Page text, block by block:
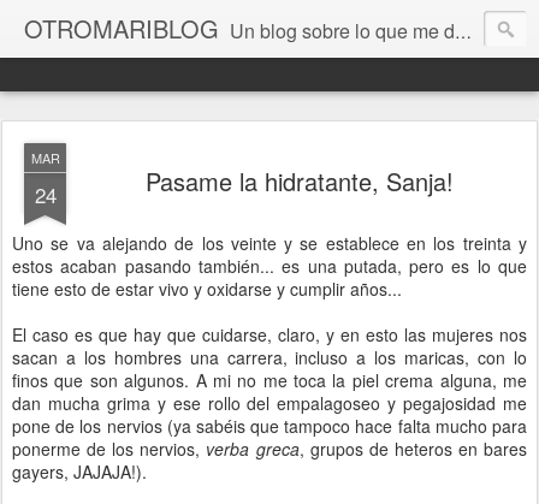
OTROMARIBLOG Un blog sobre lo que me da la gana, así en general, desde lo personal a cuestiones LGTB, vamos, mis mariconadas y esas cosas del Orgullo, la reivindicación y, en general, de reclamar las cosas que son justas y que cada cual haga lo que le venga en gana siempre que no moleste al vecino; cosas que ver, visitar... algún viaje... de todo un poco. Ah, y aquí a las chivatas no las queremos ver ni en pintura.
MAR
24 Pasame la hidratante, Sanja!
Uno se va alejando de los veinte y se establece en los treinta y
estos acaban pasando también... es una putada, pero es lo que
tiene esto de estar vivo y oxidarse y cumplir años...
El caso es que hay que cuidarse, claro, y en esto las mujeres nos
sacan a los hombres una carrera, incluso a los maricas, con lo
finos que son algunos. A mi no me toca la piel crema alguna, me
dan mucha grima y ese rollo del empalagoseo y pegajosidad me
pone de los nervios (ya sabéis que tampoco hace falta mucho para
ponerme de los nervios, verba greca, grupos de heteros en bares
gayers, JAJAJA!).